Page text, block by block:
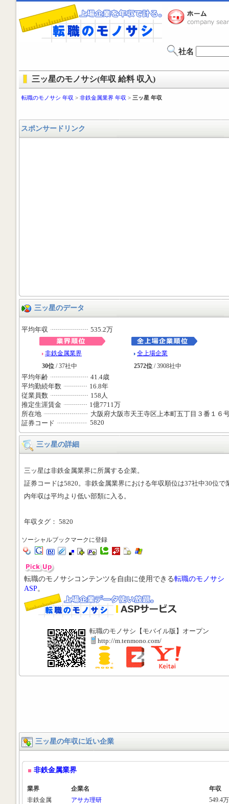
社名
三ッ星のモノサシ(年収 給料 収入)
転職のモノサシ 年収 > 非鉄金属業界 年収 > 三ッ星 年収
スポンサードリンク
三ッ星のデータ
平均年収 535.2万
非鉄金属業界
30位 / 37社中
全上場企業
2572位 / 3908社中
平均年齢
41.4歳
平均勤続年数
16.8年
従業員数
158人
推定生涯賃金
1億7711万
所在地
大阪府大阪市天王寺区上本町五丁目３番１６
証券コード
5820
三ッ星の詳細
三ッ星は非鉄金属業界に所属する企業。
証券コードは5820。非鉄金属業界における年収順位は37社中30位で
内年収は平均より低い部類に入る。
年収タグ： 5820
ソーシャルブックマークに登録
転職のモノサシコンテンツを自由に使用できる転職のモノサシ
ASP。
転職のモノサシ【モバイル版】オープン
http://m.tenmono.com/
三ッ星の年収に近い企業
非鉄金属業界
業界 企業名
年収
非鉄金属
アサカ理研
549.4万